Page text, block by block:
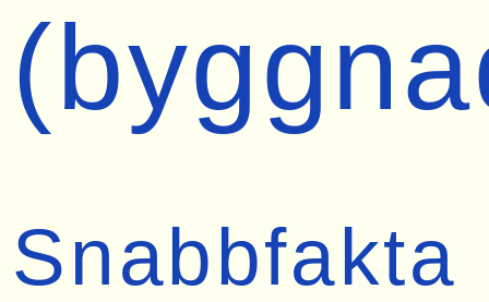
Snabbfakta